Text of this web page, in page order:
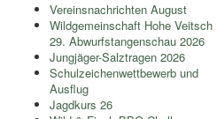
Vereinsnachrichten August
Wildgemeinschaft Hohe Veitsch
29. Abwurfstangenschau 2026
Jungjäger-Salztragen 2026
Schulzeichenwettbewerb und
Ausflug
Jagdkurs 26